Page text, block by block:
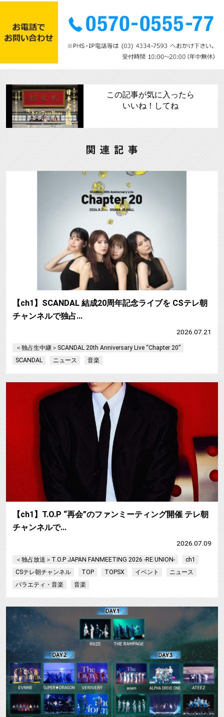
この記事が気に入ったら
いいね！してね
【ch1】SCANDAL 結成20周年記念ライブを CSテレ朝
チャンネルで独占…
2026.07.21
＜独占生中継＞SCANDAL 20th Anniversary Live “Chapter 20”
SCANDAL
ニュース 音楽
【ch1】T.O.P “再会”のファンミーティング開催 テレ朝
チャンネルで…
2026.07.09
＜独占放送＞T.O.P JAPAN FANMEETING 2026 -RE:UNION-
ch1
CSテレ朝チャンネル
TOP TOPSX イベント
ニュース
バラエティ・音楽
音楽